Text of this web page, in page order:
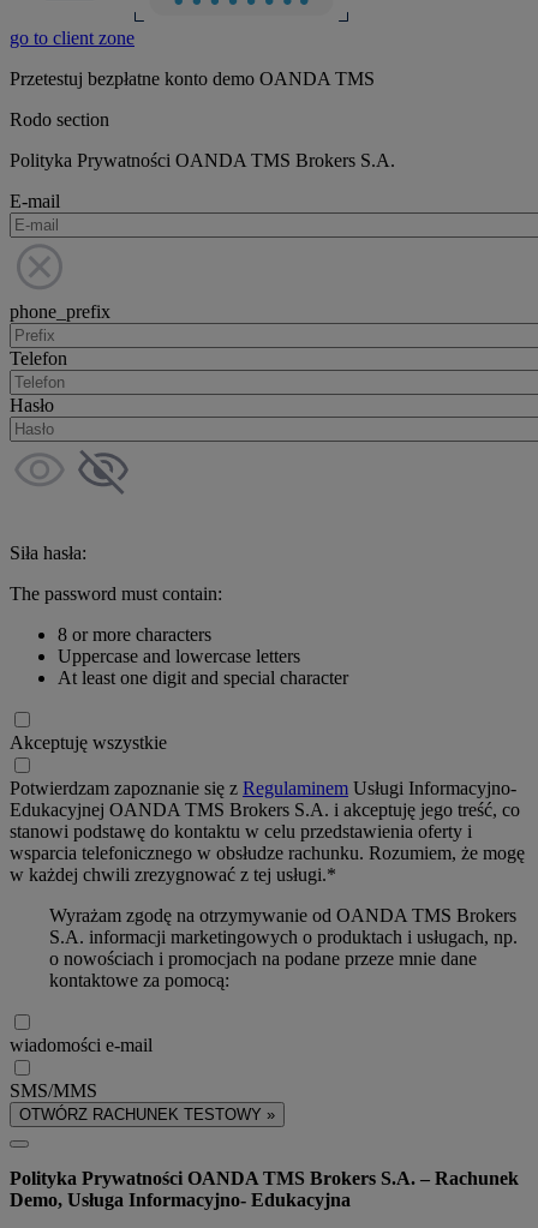
go to client zone
Przetestuj bezpłatne konto demo OANDA TMS
Rodo section
Polityka Prywatności OANDA TMS Brokers S.A.
E-mail
phone_prefix
Telefon
Hasło
Siła hasła:
The password must contain:
8 or more characters
Uppercase and lowercase letters
At least one digit and special character
Akceptuję wszystkie
Potwierdzam zapoznanie się z Regulaminem Usługi Informacyjno-
Edukacyjnej OANDA TMS Brokers S.A. i akceptuję jego treść, co
stanowi podstawę do kontaktu w celu przedstawienia oferty i
wsparcia telefonicznego w obsłudze rachunku. Rozumiem, że mogę
w każdej chwili zrezygnować z tej usługi.*
Wyrażam zgodę na otrzymywanie od OANDA TMS Brokers
S.A. informacji marketingowych o produktach i usługach, np.
o nowościach i promocjach na podane przeze mnie dane
kontaktowe za pomocą:
wiadomości e-mail
SMS/MMS
OTWÓRZ RACHUNEK TESTOWY »
Polityka Prywatności OANDA TMS Brokers S.A. – Rachunek
Demo, Usługa Informacyjno- Edukacyjna